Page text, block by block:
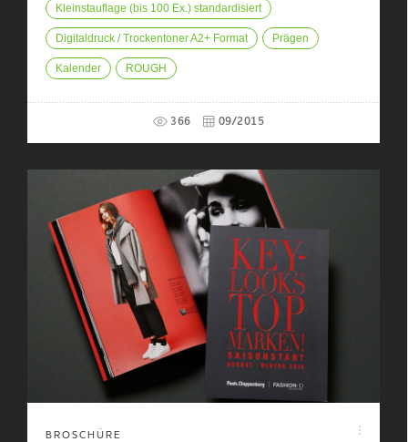
Kleinstauflage (bis 100 Ex.) standardisiert
Digitaldruck / Trockentoner A2+ Format Prägen
Kalender ROUGH
366 09/2015
BROSCHÜRE